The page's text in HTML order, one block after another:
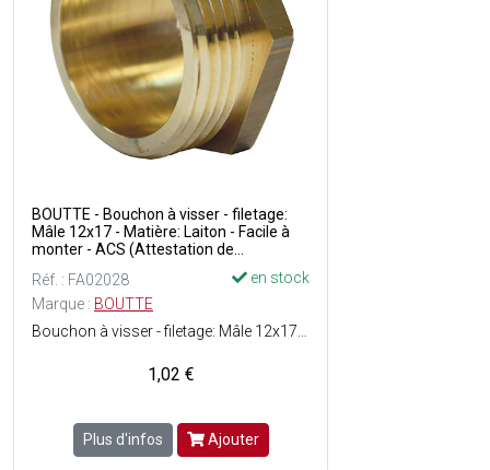
BOUTTE - Bouchon à visser - filetage:
Mâle 12x17 - Matière: Laiton - Facile à
monter - ACS (Attestation de
robinetterie délivré pour une utilisation
sur de l'eau potable
Réf. : FA02028
en stock
Marque : BOUTTE
1,02 €
Plus d'infos Ajouter